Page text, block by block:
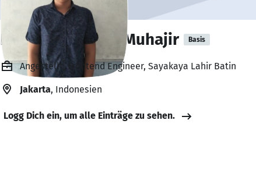
Irfan Nurghiffari Muhajir Basis
Angestellt, Frontend Engineer, Sayakaya Lahir Batin
Jakarta, Indonesien
Logg Dich ein, um alle Einträge zu sehen.